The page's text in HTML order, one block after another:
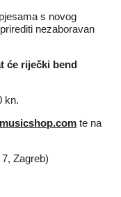
s novog
nezaboravan
će riječki bend
kn.
te na
Zagreb)